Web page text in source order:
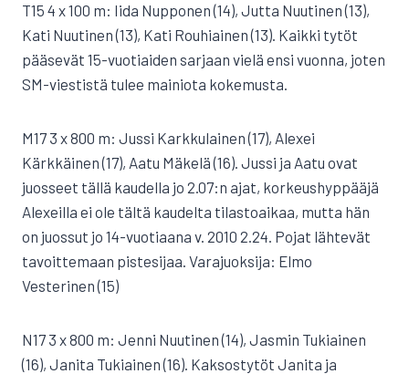
T15 4 x 100 m: Iida Nupponen (14), Jutta Nuutinen (13),
Kati Nuutinen (13), Kati Rouhiainen (13). Kaikki tytöt
pääsevät 15-vuotiaiden sarjaan vielä ensi vuonna, joten
SM-viestistä tulee mainiota kokemusta.
M17 3 x 800 m: Jussi Karkkulainen (17), Alexei
Kärkkäinen (17), Aatu Mäkelä (16). Jussi ja Aatu ovat
juosseet tällä kaudella jo 2.07:n ajat, korkeushyppääjä
Alexeilla ei ole tältä kaudelta tilastoaikaa, mutta hän
on juossut jo 14-vuotiaana v. 2010 2.24. Pojat lähtevät
tavoittemaan pistesijaa. Varajuoksija: Elmo
Vesterinen (15)
N17 3 x 800 m: Jenni Nuutinen (14), Jasmin Tukiainen
(16), Janita Tukiainen (16). Kaksostytöt Janita ja